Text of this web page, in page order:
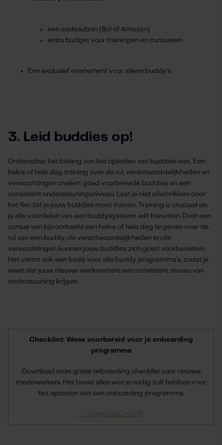
een cadeaubon (Bol of Amazon)
extra budget voor trainingen en cursussen
Een exclusief evenement voor alleen buddy's
3. Leid buddies op!
Onderschat het belang van het opleiden van buddies niet. Een
halve of hele dag training over de rol, verantwoordelijkheden en
verwachtingen creëert goed voorbereide buddies en een
consistent ondersteuningsniveau. Laat je niet afschrikken door
het feit dat je jouw buddies moet trainen. Training is cruciaal als
je alle voordelen van een buddysysteem wilt benutten. Door een
cursus van bijvoorbeeld een halve of hele dag te geven over de
rol van een buddy, de verantwoordelijkheden en de
verwachtingen kunnen jouw buddies zich goed voorbereiden.
Het vormt ook een basis voor alle buddy programma's, zodat je
weet dat jouw nieuwe werknemers een consistent niveau van
ondersteuning krijgen.
Checklist: Wees voorbereid voor je onboarding
programma
Download onze gratis onboarding checklist voor nieuwe
medewerkers. Het bevat alles wat je nodig zult hebben voor
het opzetten van een onboarding programma.
> DOWNLOAD HIER